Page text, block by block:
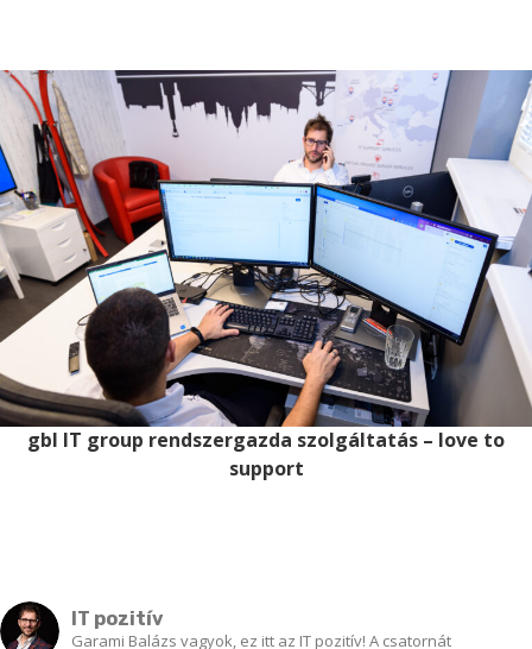
gbl IT group rendszergazda szolgáltatás – love to
support
IT pozitív
Garami Balázs vagyok, ez itt az IT pozitív! A csatornát